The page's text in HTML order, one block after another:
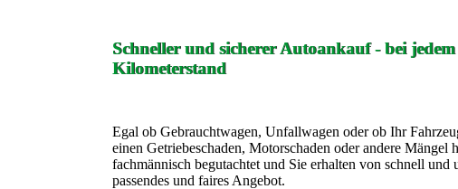
Schneller und sicherer Autoankauf - bei
Kilometerstand
Egal ob Gebrauchtwagen, Unfallwagen oder ob Ihr
einen Getriebeschaden, Motorschaden oder andere
fachmännisch begutachtet und Sie erhalten von schnell
passendes und faires Angebot.